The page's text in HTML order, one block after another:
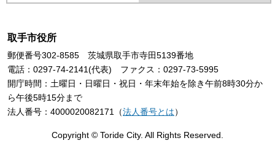
取手市役所
郵便番号302-8585 茨城県取手市寺田5139番地
電話：0297-74-2141(代表) ファクス：0297-73-5995
開庁時間：土曜日・日曜日・祝日・年末年始を除き午前8時30分か
ら午後5時15分まで
法人番号：4000020082171（法人番号とは）
Copyright © Toride City. All Rights Reserved.